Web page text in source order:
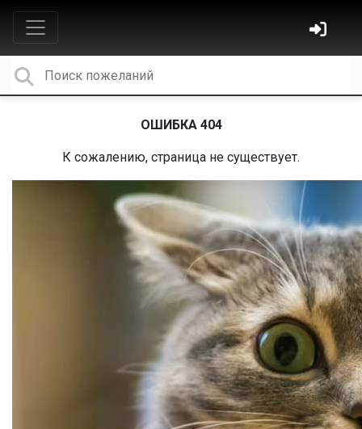
ОШИБКА 404
К сожалению, страница не существует.